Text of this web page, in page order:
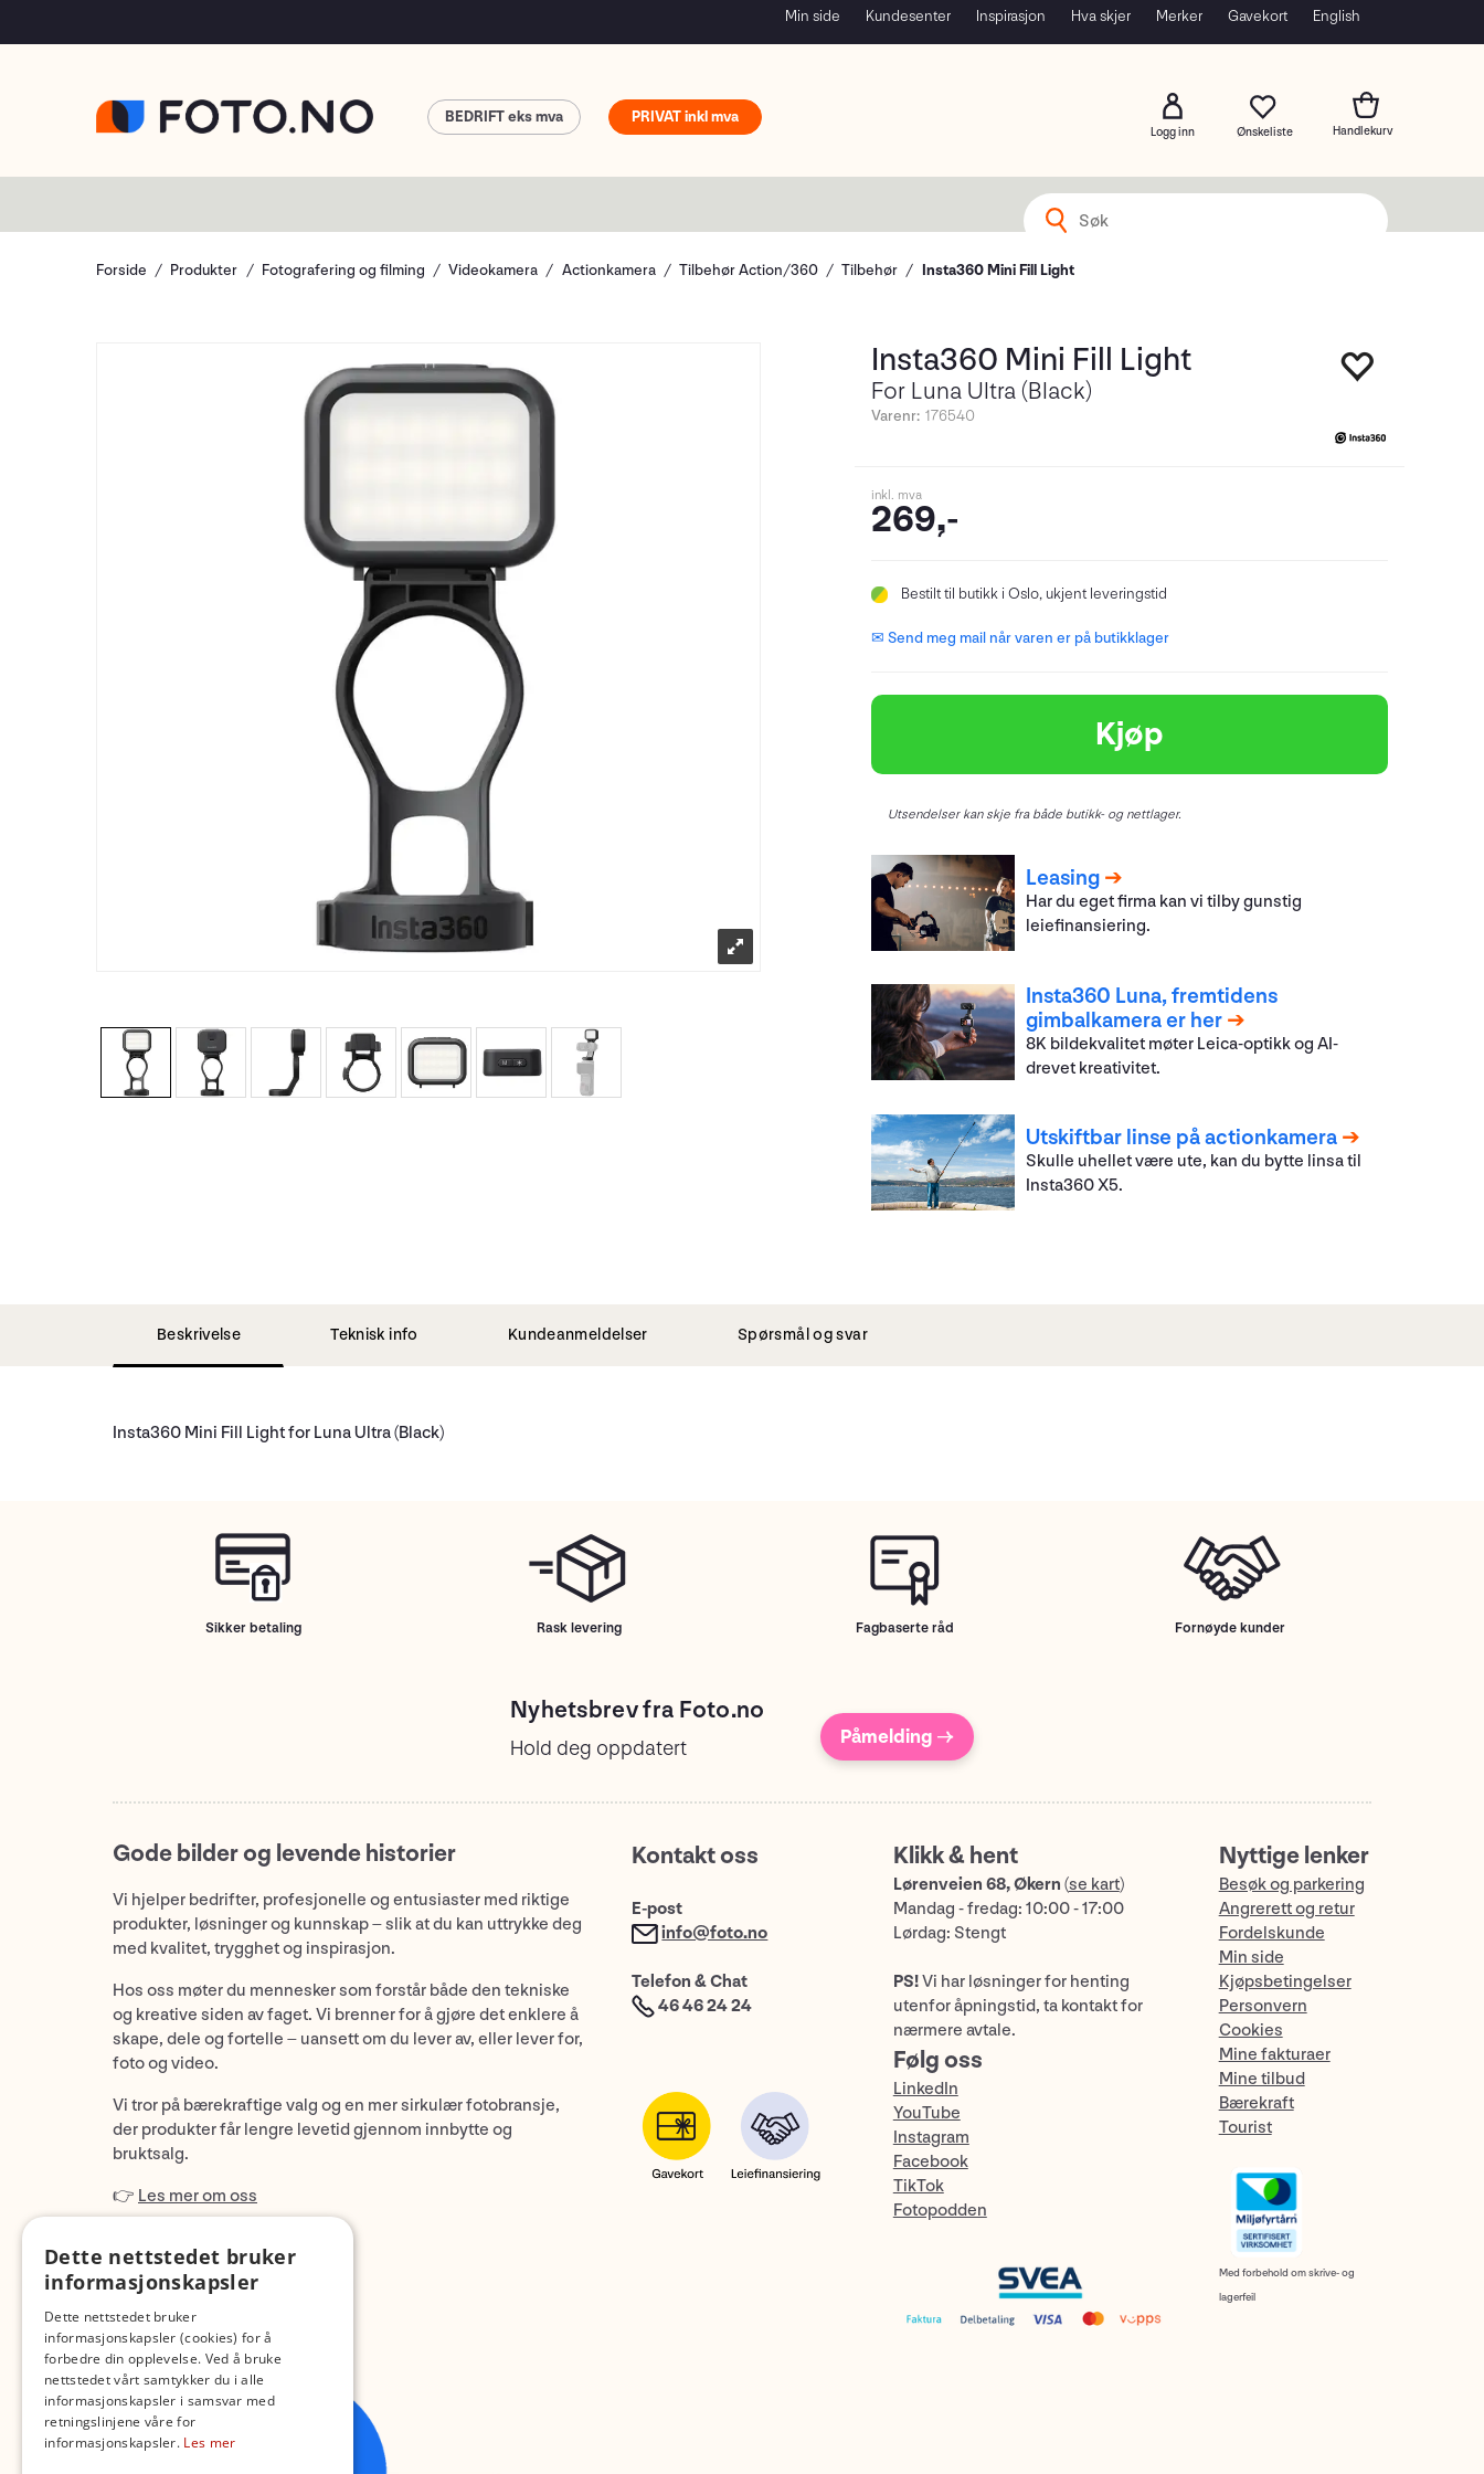
Min side Kundesenter Inspirasjon Hva skjer Merker Gavekort English
Logg inn
PRIVAT
BEDRIFT
Forside Produkter Fotografering og filming Videokamera Actionkamera Tilbehør Action/360 Tilbehør Insta360 Mini Fill Light
Insta360 Mini Fill Light
For Luna Ultra (Black)
Varenr: 176540
inkl. mva
269,-
Bestilttil butikk i Oslo, ukjent leveringstid
✉ Send meg mail når varen er på butikklager
Kjøp
Utsendelser kan skje fra både butikk- og nettlager.
Leasing
Har du eget firma kan vi tilby gunstig
leiefinansiering.
Insta360 Luna, fremtidens
gimbalkamera er her
8K bildekvalitet møter Leica-optikk og AI-
drevet kreativitet.
Utskiftbar linse på actionkamera
Skulle uhellet være ute, kan du bytte linsa til
Insta360 X5.
Beskrivelse Teknisk info Kundeanmeldelser Spørsmål og svar
Insta360 Mini Fill Light for Luna Ultra (Black)
Sikker betaling Rask levering Fagbaserte råd Fornøyde kunder
Nyhetsbrev fra Foto.no
Hold deg oppdatert Påmelding →
Gode bilder og levende historier
Vi hjelper bedrifter, profesjonelle og entusiaster med riktige
produkter, løsninger og kunnskap – slik at du kan uttrykke deg
med kvalitet, trygghet og inspirasjon.
Hos oss møter du mennesker som forstår både den tekniske
og kreative siden av faget. Vi brenner for å gjøre det enklere å
skape, dele og fortelle – uansett om du lever av, eller lever for,
foto og video.
Vi tror på bærekraftige valg og en mer sirkulær fotobransje,
der produkter får lengre levetid gjennom innbytte og
bruktsalg.
👉 Les mer om oss
Kontakt oss
E-post
info@foto.no
Telefon & Chat
46 46 24 24
Klikk & hent
Lørenveien 68, Økern (se kart)
Mandag - fredag: 10:00 - 17:00
Lørdag: Stengt
PS!Vi har løsninger for henting
utenfor åpningstid, ta kontakt for
nærmere avtale.
Følg oss
LinkedIn
YouTube
Instagram
Facebook
TikTok
Fotopodden
Nyttige lenker
Besøk og parkering
Angrerett og retur
Fordelskunde
Min side
Kjøpsbetingelser
Personvern
Cookies
Mine fakturaer
Mine tilbud
Bærekraft
Tourist
Med forbehold om skrive- og
lagerfeil
Dette nettstedet bruker
informasjonskapsler
Dette nettstedet bruker
informasjonskapsler (cookies) for å
forbedre din opplevelse. Ved å bruke
nettstedet vårt samtykker du i alle
informasjonskapsler i samsvar med
retningslinjene våre for
informasjonskapsler. Les mer